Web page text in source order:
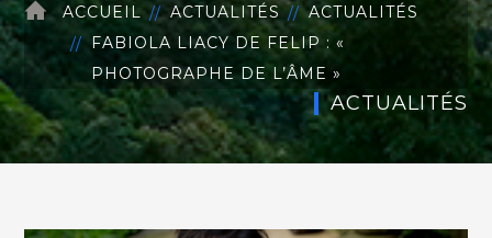
ACCUEIL ACTUALITÉS
ACTUALITÉS
FABIOLA LIACY DE FELIP : «
PHOTOGRAPHE DE L’ÂME »
ACTUALITÉS